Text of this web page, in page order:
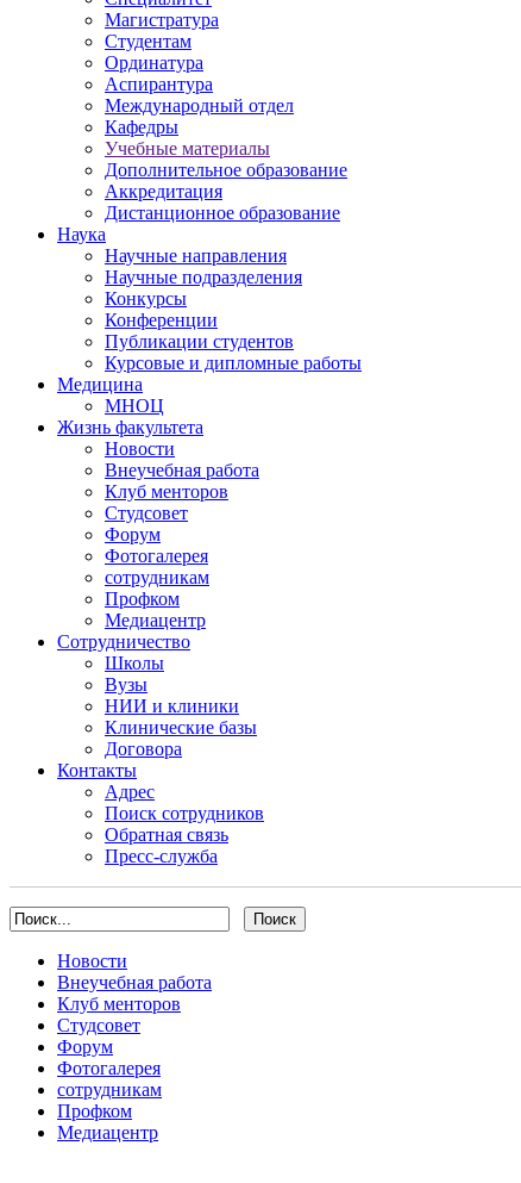
Магистратура
Студентам
Ординатура
Аспирантура
Международный отдел
Кафедры
Учебные материалы
Дополнительное образование
Аккредитация
Дистанционное образование
Наука
Научные направления
Научные подразделения
Конкурсы
Конференции
Публикации студентов
Курсовые и дипломные работы
Медицина
МНОЦ
Жизнь факультета
Новости
Внеучебная работа
Клуб менторов
Студсовет
Форум
Фотогалерея
сотрудникам
Профком
Медиацентр
Сотрудничество
Школы
Вузы
НИИ и клиники
Клинические базы
Договора
Контакты
Адрес
Поиск сотрудников
Обратная связь
Пресс-служба
Новости
Внеучебная работа
Клуб менторов
Студсовет
Форум
Фотогалерея
сотрудникам
Профком
Медиацентр